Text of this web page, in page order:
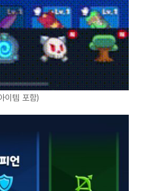
이템 포함)